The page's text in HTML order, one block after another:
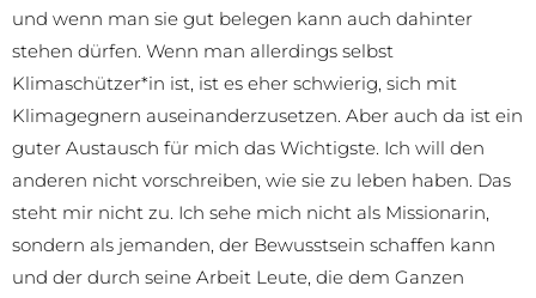
und wenn man sie gut belegen kann auch dahinter
stehen dürfen. Wenn man allerdings selbst
Klimaschützer*in ist, ist es eher schwierig, sich mit
Klimagegnern auseinanderzusetzen. Aber auch da ist ein
guter Austausch für mich das Wichtigste. Ich will den
anderen nicht vorschreiben, wie sie zu leben haben. Das
steht mir nicht zu. Ich sehe mich nicht als Missionarin,
sondern als jemanden, der Bewusstsein schaffen kann
und der durch seine Arbeit Leute, die dem Ganzen